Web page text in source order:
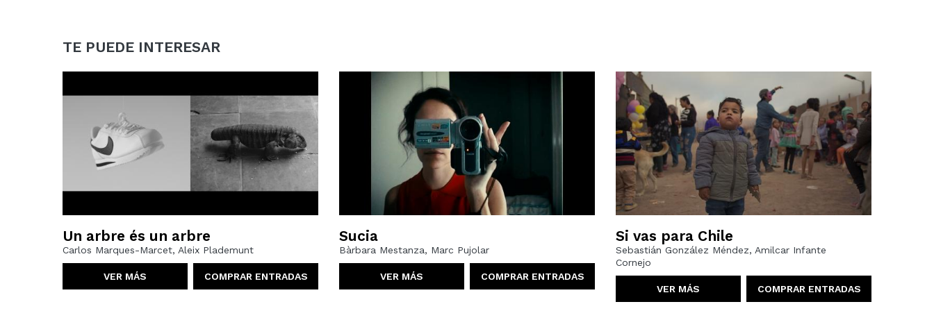
TE PUEDE INTERESAR
Un arbre és un arbre
Carlos Marques-Marcet, Aleix Plademunt
VER MÁS COMPRAR ENTRADAS
Sucia
Bàrbara Mestanza, Marc Pujolar
VER MÁS COMPRAR ENTRADAS
Si vas para Chile
Sebastián González Méndez, Amilcar Infante
Cornejo
VER MÁS COMPRAR ENTRADAS